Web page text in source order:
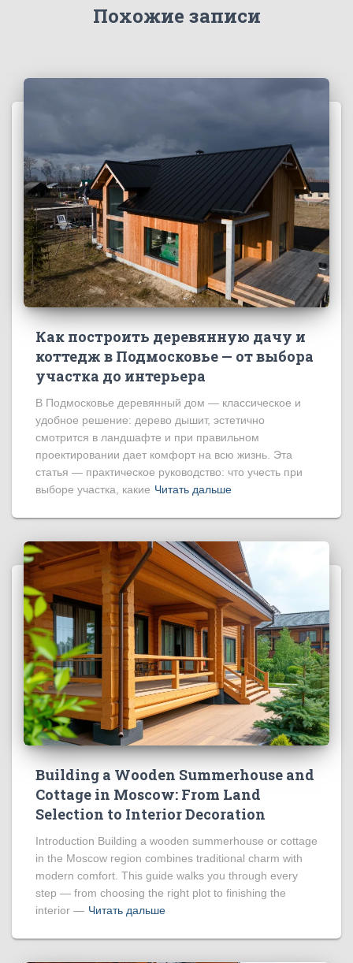
Похожие записи
Как построить деревянную дачу и
коттедж в Подмосковье — от выбора
участка до интерьера
В Подмосковье деревянный дом — классическое и
удобное решение: дерево дышит, эстетично
смотрится в ландшафте и при правильном
проектировании дает комфорт на всю жизнь. Эта
статья — практическое руководство: что учесть при
выборе участка, какие Читать дальше
Building a Wooden Summerhouse and
Cottage in Moscow: From Land
Selection to Interior Decoration
Introduction Building a wooden summerhouse or cottage
in the Moscow region combines traditional charm with
modern comfort. This guide walks you through every
step — from choosing the right plot to finishing the
interior — Читать дальше